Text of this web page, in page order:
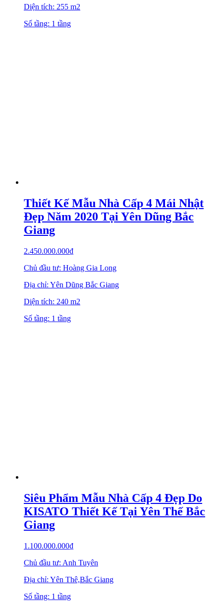
Diện tích: 255 m2
Số tầng: 1 tầng
Thiết Kế Mẫu Nhà Cấp 4 Mái Nhật
Đẹp Năm 2020 Tại Yên Dũng Bắc
Giang
2.450.000.000₫
Chủ đầu tư: Hoàng Gia Long
Địa chỉ: Yên Dũng Bắc Giang
Diện tích: 240 m2
Số tầng: 1 tầng
Siêu Phẩm Mẫu Nhà Cấp 4 Đẹp Do
KISATO Thiết Kế Tại Yên Thế Bắc
Giang
1.100.000.000₫
Chủ đầu tư: Anh Tuyên
Địa chỉ: Yên Thê,Bắc Giang
Số tầng: 1 tầng